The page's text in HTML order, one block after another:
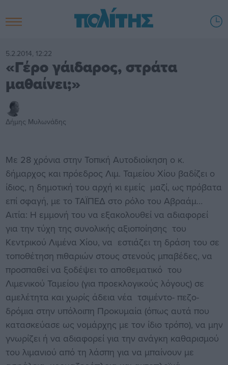
5.2.2014, 12:22
«Γέρο γάιδαρος, στράτα
μαθαίνει;»
Δήμης Μυλωνάδης
Με 28 χρόνια στην Τοπική Αυτοδιοίκηση ο κ.
δήμαρχος και πρόεδρος Λιμ. Ταμείου Χίου βαδίζει ο
ίδιος, η δημοτική του αρχή κι εμείς μαζί, ως πρόβατα
επί σφαγή, με το ΤΑΪΠΕΔ στο ρόλο του Αβραάμ…
Αιτία: Η εμμονή του να εξακολουθεί να αδιαφορεί
για την τύχη της συνολικής αξιοποίησης του
Κεντρικού Λιμένα Χίου, να εστιάζει τη δράση του σε
τοποθέτηση πιθαριών στους στενούς μπαβέδες, να
προσπαθεί να ξοδέψει το αποθεματικό του
Λιμενικού Ταμείου (για προεκλογικούς λόγους) σε
αμελέτητα και χωρίς άδεια νέα τσιμέντο- πεζο-
δρόμια στην υπόλοιπη Προκυμαία (όπως αυτά που
κατασκεύασε ως νομάρχης με τον ίδιο τρόπο), να μην
γνωρίζει ή να αδιαφορεί για την ανάγκη καθαρισμού
του λιμανιού από τη λάσπη για να μπαίνουν με